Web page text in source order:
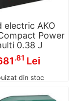
electric AKO
Power
0.38 J
.81 Lei
din stoc